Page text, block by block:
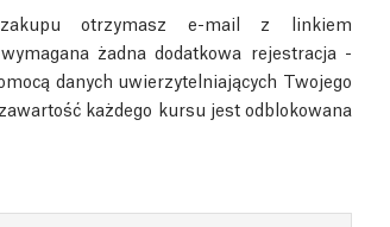
otrzymasz e-mail z linkiem
żadna dodatkowa rejestracja -
danych uwierzytelniających Twojego
każdego kursu jest odblokowana